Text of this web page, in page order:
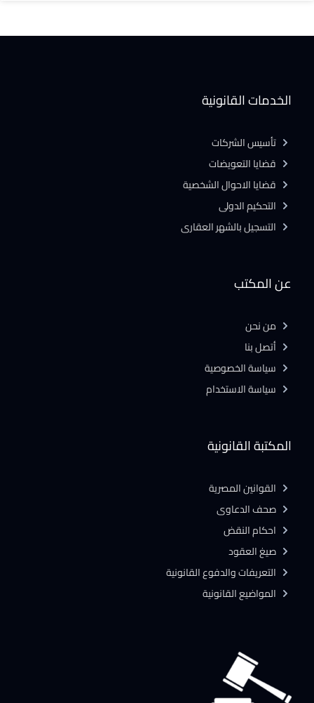
المكتبة القانونية
القوانين المصرية
صحف الدعاوى
احكام النقض
صيغ العقود
التعريفات والدفوع القانونية
المواضيع القانونية
عن المكتب
من نحن
أتصل بنا
سياسة الخصوصية
سياسة الاستخدام
الخدمات القانونية
تأسيس الشركات
قضايا التعويضات
قضايا الاحوال الشخصية
التحكيم الدولى
التسجيل بالشهر العقارى